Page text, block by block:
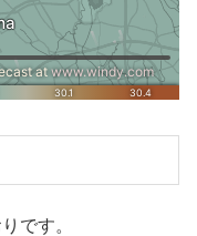
です。